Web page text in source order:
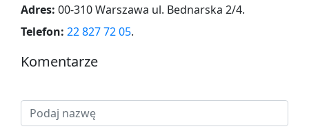
Adres: 00-310 Warszawa ul. Bednarska 2/4.
Telefon: 22 827 72 05.
Komentarze